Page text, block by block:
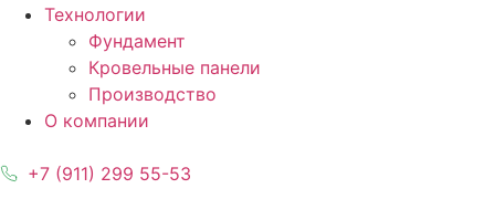
Технологии
Фундамент
Кровельные панели
Производство
О компании
+7 (911) 299 55-53